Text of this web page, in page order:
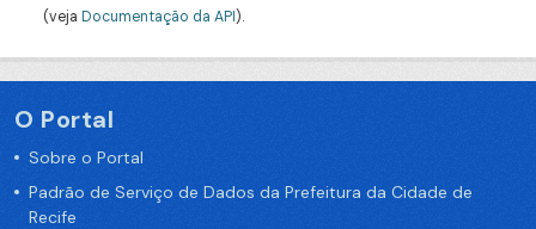
(veja Documentação da API).
O Portal
Sobre o Portal
Padrão de Serviço de Dados da Prefeitura da Cidade de
Recife